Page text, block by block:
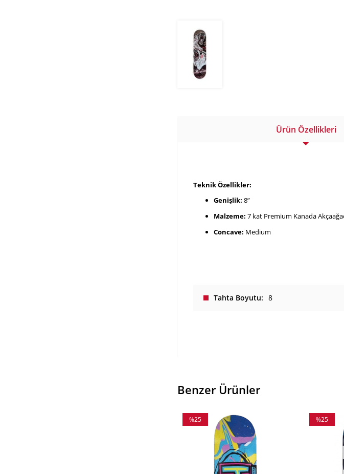
Ürün Özellikleri
Teknik Özellikler:
Genişlik: 8”
Malzeme: 7 kat Premium Kanada
Concave: Medium
Tahta Boyutu 8
Benzer Ürünler
%25
%25İndirim
%25